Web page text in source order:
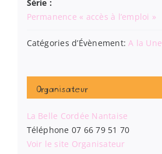
Série :
Permanence « accès à l’emploi »
Catégories d’Évènement: A la Une
Organisateur
La Belle Cordée Nantaise
Téléphone 07 66 79 51 70
Voir le site Organisateur